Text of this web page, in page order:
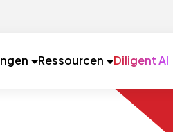
Ressourcen Diligent AI